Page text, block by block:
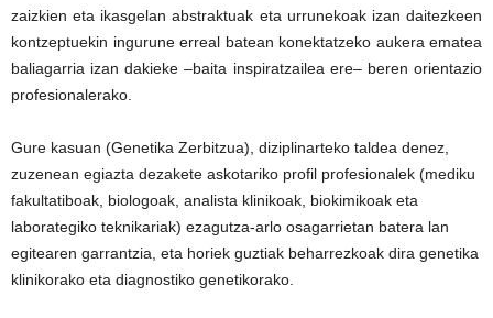
zaizkien eta ikasgelan abstraktuak eta urrunekoak izan daitezkeen
kontzeptuekin ingurune erreal batean konektatzeko aukera ematea
baliagarria izan dakieke –baita inspiratzailea ere– beren orientazio
profesionalerako.
Gure kasuan (Genetika Zerbitzua), diziplinarteko taldea denez,
zuzenean egiazta dezakete askotariko profil profesionalek (mediku
fakultatiboak, biologoak, analista klinikoak, biokimikoak eta
laborategiko teknikariak) ezagutza-arlo osagarrietan batera lan
egitearen garrantzia, eta horiek guztiak beharrezkoak dira genetika
klinikorako eta diagnostiko genetikorako.